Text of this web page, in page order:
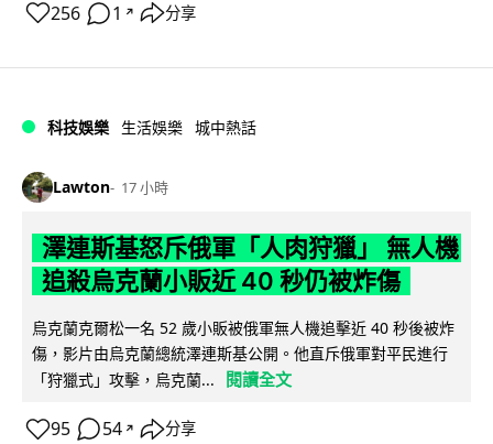
256 1 ↗ 分享
科技娛樂 生活娛樂 城中熱話
Lawton 17 小時
澤連斯基怒斥俄軍「人肉狩獵」 無人機
追殺烏克蘭小販近 40 秒仍被炸傷
烏克蘭克爾松一名 52 歲小販被俄軍無人機追擊近 40 秒後被炸
傷，影片由烏克蘭總統澤連斯基公開。他直斥俄軍對平民進行
「狩獵式」攻擊，烏克蘭...
閱讀全文
95 54 ↗ 分享